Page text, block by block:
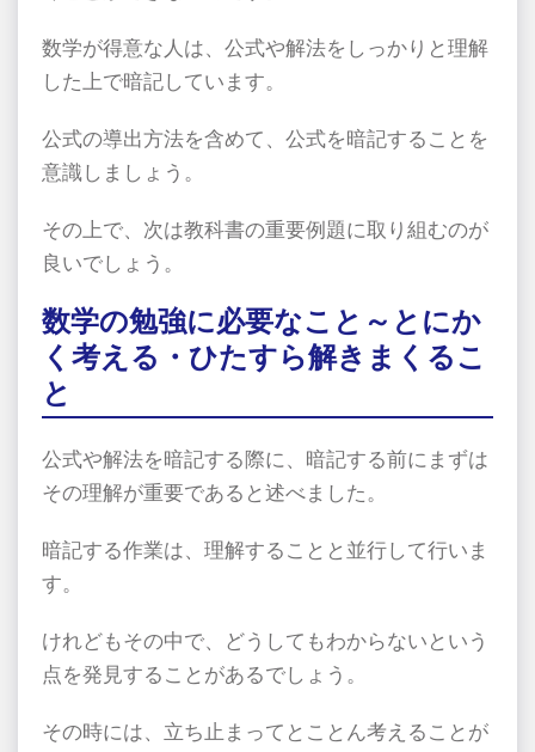
数学が得意な人は、公式や解法をしっかりと理解
した上で暗記しています。
公式の導出方法を含めて、公式を暗記することを
意識しましょう。
その上で、次は教科書の重要例題に取り組むのが
良いでしょう。
数学の勉強に必要なこと～とにか
く考える・ひたすら解きまくるこ
と
公式や解法を暗記する際に、暗記する前にまずは
その理解が重要であると述べました。
暗記する作業は、理解することと並行して行いま
す。
けれどもその中で、どうしてもわからないという
点を発見することがあるでしょう。
その時には、立ち止まってとことん考えることが